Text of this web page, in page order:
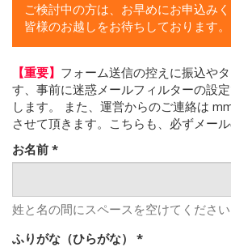
ご検討中の方は、お早めにお申込みく
皆様のお越しをお待ちしております。
【重要】 フォーム送信の控えに振込や
す、事前に迷惑メールフィルターの設
します。 また、運営からのご連絡は
させて頂きます。こちらも、必ずメー
お名前 *
姓と名の間にスペースを空けてください
ふりがな（ひらがな） *